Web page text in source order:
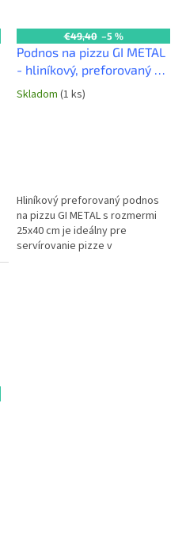
€49,40 –5 %
Podnos na pizzu GI METAL
- hliníkový, preforovaný -
25x40 cm
Skladom (1 ks)
Hliníkový preforovaný podnos
na pizzu GI METAL s rozmermi
25x40 cm je ideálny pre
servírovanie pizze v